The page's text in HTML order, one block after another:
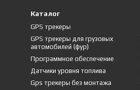
Каталог
GPS трекеры
GPS трекеры для грузовых
автомобилей (фур)
Программное обеспечение
Датчики уровня топлива
Gps трекеры без монтажа